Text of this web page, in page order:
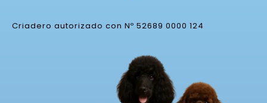
Criadero autorizado con Nº 52689 0000 124